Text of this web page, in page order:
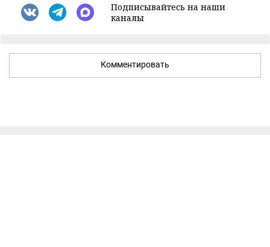
Подписывайтесь на наши
каналы
Комментировать